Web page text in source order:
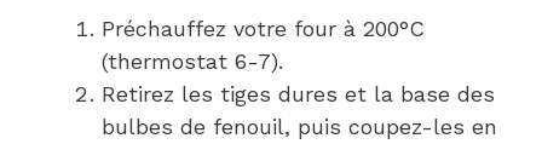
Préchauffez votre four à 200°C
(thermostat 6-7).
Retirez les tiges dures et la base des
bulbes de fenouil, puis coupez-les en